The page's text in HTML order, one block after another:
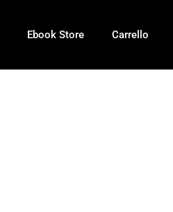
Ebook Store Carrello